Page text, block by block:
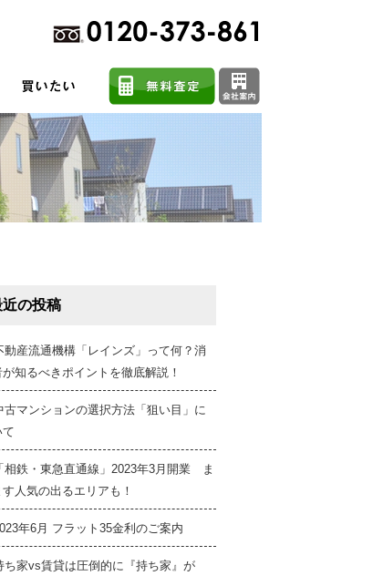
不動産売却に関するよくある質問
任意売却
売買契約のご締結
はじめての物件探し
近の投稿
動産流通機構「レインズ」って何？消
知るべきポイントを徹底解説！
古マンションの選択方法「狙い目」に
て
「相鉄・東急直通線」2023年3月開業 ま
人気の出るエリアも！
年6月 フラット35金利のご案内
ち家vs賃貸は圧倒的に『持ち家』が